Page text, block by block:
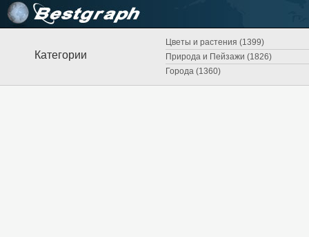
Категории
Цветы и растения (1399)
Природа и Пейзажи (1826)
Города (1360)